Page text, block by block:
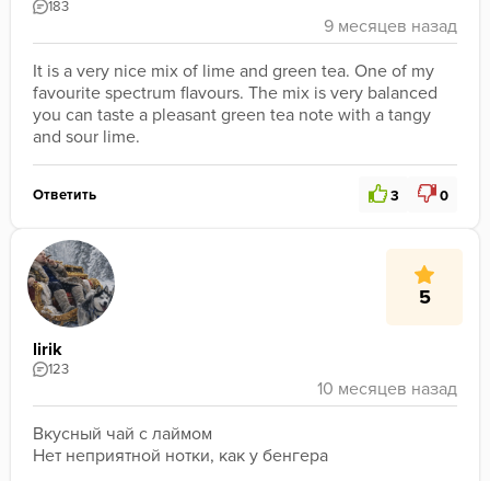
183
It is a very nice mix of lime and green tea. One of my
favourite spectrum flavours. The mix is very balanced
you can taste a pleasant green tea note with a tangy
and sour lime.
Ответить 3 0
5
lirik
123
Вкусный чай с лаймом
Нет неприятной нотки, как у бенгера